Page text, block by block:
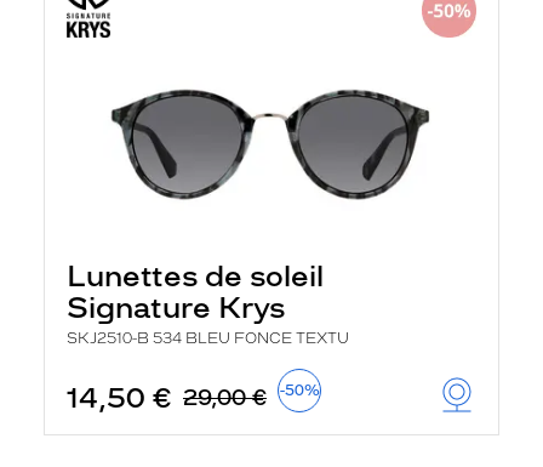
Lunettes de soleil
Signature Krys
SKJ2510-B 534 BLEU FONCE TEXTU
14,50 € 29,00 € -50%